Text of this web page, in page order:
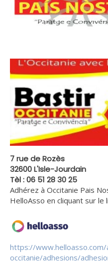
7 rue de Rozès
32600 L'Isle-Jourdain
Tèl : 06 51 28 30 25
Adhérez à Occitanie Pais
HelloAsso en cliquant sur le
https://
occitanie/adhesions/